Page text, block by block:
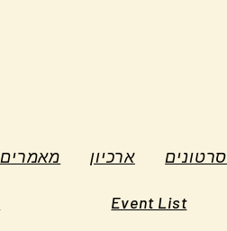
מאמרים ארכיון סרטונים
Event List